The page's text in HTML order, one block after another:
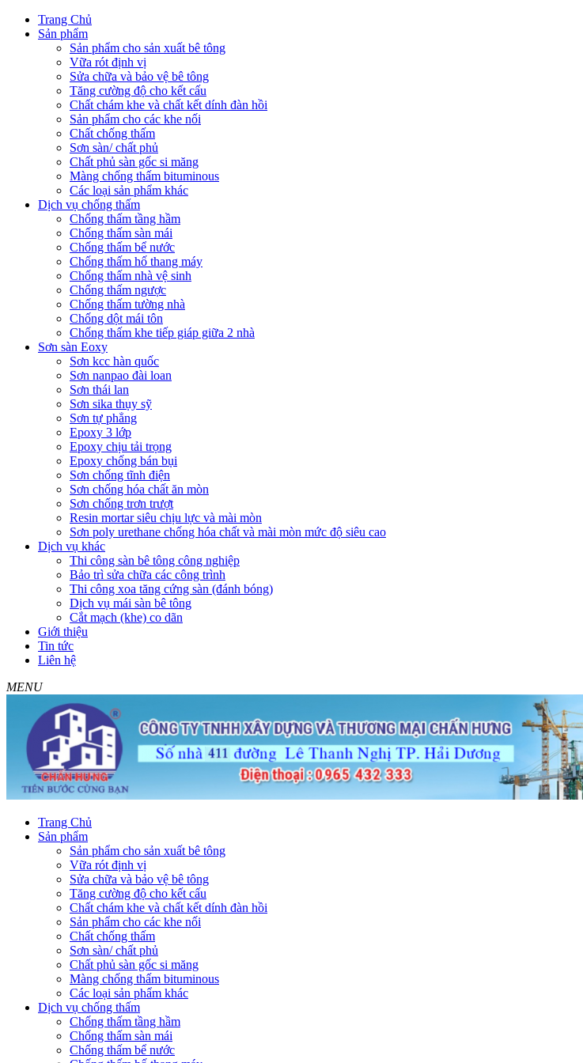
Trang Chủ
Sản phẩm
Sản phẩm cho sản xuất bê tông
Vữa rót định vị
Sửa chữa và bảo vệ bê tông
Tăng cường độ cho kết cấu
Chất chám khe và chất kết dính đàn hồi
Sản phẩm cho các khe nối
Chất chống thấm
Sơn sàn/ chất phủ
Chất phủ sàn gốc si măng
Màng chống thấm bituminous
Các loại sản phẩm khác
Dịch vụ chống thấm
Chống thấm tầng hầm
Chống thấm sàn mái
Chống thấm bể nước
Chống thấm hố thang máy
Chống thấm nhà vệ sinh
Chống thấm ngược
Chống thấm tường nhà
Chống dột mái tôn
Chống thấm khe tiếp giáp giữa 2 nhà
Sơn sàn Eoxy
Sơn kcc hàn quốc
Sơn nanpao đài loan
Sơn thái lan
Sơn sika thụy sỹ
Sơn tự phẳng
Epoxy 3 lớp
Epoxy chịu tải trọng
Epoxy chống bán bụi
Sơn chống tĩnh điện
Sơn chống hóa chất ăn mòn
Sơn chống trơn trượt
Resin mortar siêu chịu lực và mài mòn
Sơn poly urethane chống hóa chất và mài mòn mức độ siêu cao
Dịch vụ khác
Thi công sàn bê tông công nghiệp
Bảo trì sửa chữa các công trình
Thi công xoa tăng cứng sàn (đánh bóng)
Dịch vụ mái sàn bê tông
Cắt mạch (khe) co dãn
Giới thiệu
Tin tức
Liên hệ
MENU
Trang Chủ
Sản phẩm
Sản phẩm cho sản xuất bê tông
Vữa rót định vị
Sửa chữa và bảo vệ bê tông
Tăng cường độ cho kết cấu
Chất chám khe và chất kết dính đàn hồi
Sản phẩm cho các khe nối
Chất chống thấm
Sơn sàn/ chất phủ
Chất phủ sàn gốc si măng
Màng chống thấm bituminous
Các loại sản phẩm khác
Dịch vụ chống thấm
Chống thấm tầng hầm
Chống thấm sàn mái
Chống thấm bể nước